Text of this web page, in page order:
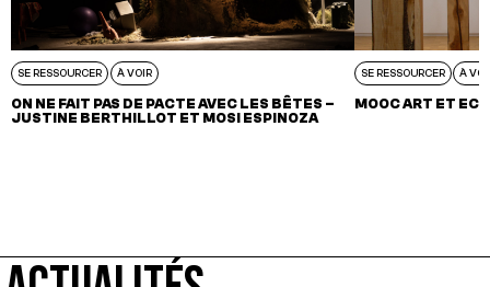
SE RESSOURCER À VOIR
ON NE FAIT PAS DE PACTE AVEC LES BÊTES –
JUSTINE BERTHILLOT ET MOSI ESPINOZA
SE RESSOURCER À
MOOC ART ET